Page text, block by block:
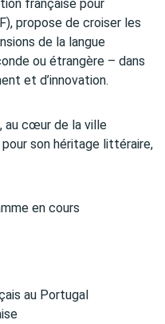
française pour
propose de croiser les
de la langue
ou étrangère – dans
et d’innovation.
au cœur de la ville
son héritage littéraire,
en cours
au Portugal